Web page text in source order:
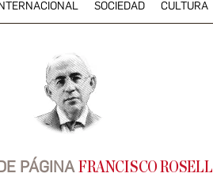
SOCIEDAD CULTURA
PÁGINA FRANCISCO ROSELL